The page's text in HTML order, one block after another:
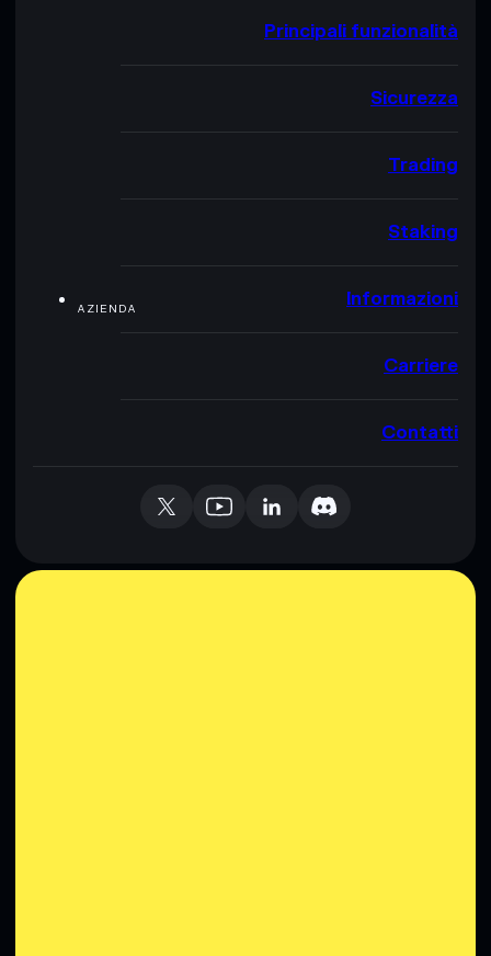
Principali funzionalità
Sicurezza
Trading
Staking
AZIENDA Informazioni
Carriere
Contatti